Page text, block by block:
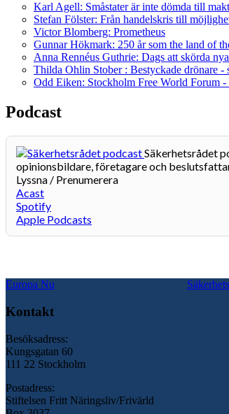
Karl Agell: Småstater är inte dömda till
Stefan Fölster: Från handelskris till
Victor Blomberg: Prometheus
Gunnar Hökmark: 250 år som the land of
Anna Rennéus Guthrie: Dags att skörda
Thilda Ohlin Stober : Bestyckade drönare -
Odd Eiken: Stockholm Free World Forum
Podcast
Säkerhetsrådet
opinionsbildare, företagare och
Lyssna / Prenumerera
Acast
Spotify
Apple Podcasts
Europa Nu
Kontakt
Besöksadress:
Kungsgatan 60
111 22 Stockholm
Postadress:
Stiftelsen Fritt Näringsliv/Frivärld